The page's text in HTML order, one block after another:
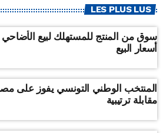
LES PLUS LUS
سوق من المنتج للمستهلك لبيع
أسعار البيع
المنتخب الوطني التونسي يفوز على
مقابلة ترتيبية